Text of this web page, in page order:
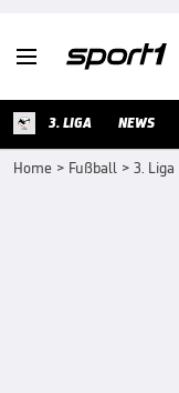

3. LIGA NEWS
Home > Fußball > 3. Liga